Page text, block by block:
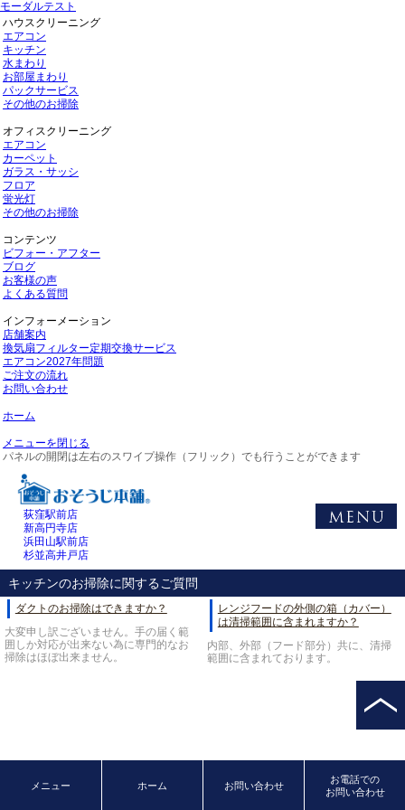
モーダルテスト
ハウスクリーニング
エアコン
キッチン
水まわり
お部屋まわり
パックサービス
その他のお掃除
オフィスクリーニング
エアコン
カーペット
ガラス・サッシ
フロア
蛍光灯
その他のお掃除
コンテンツ
ビフォー・アフター
ブログ
お客様の声
よくある質問
インフォーメーション
店舗案内
換気扇フィルター定期交換サービス
エアコン2027年問題
ご注文の流れ
お問い合わせ
ホーム
メニューを閉じる
パネルの開閉は左右のスワイプ操作（フリック）でも行うことができます
荻窪駅前店
新高円寺店
浜田山駅前店
杉並高井戸店
キッチンのお掃除に関するご質問
ダクトのお掃除はできますか？
大変申し訳ございません。手の届く範
囲しか対応が出来ない為に専門的なお
掃除はほぼ出来ません。
レンジフードの外側の箱（カバー）
は清掃範囲に含まれますか？
内部、外部（フード部分）共に、清掃
範囲に含まれております。
メニュー ホーム お問い合わせ
お電話での
お問い合わせ